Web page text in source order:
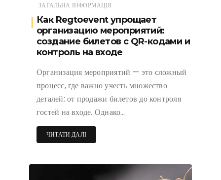
ЗАГАЛЬНА ІНФОРМАЦІЯ
Как Regtoevent упрощает
организацию мероприятий:
создание билетов с QR-кодами и
контроль на входе
Организация мероприятий — это сложный
процесс, где важно учесть множество
деталей: от продажи билетов до контроля
гостей на входе. Однако…
ЧИТАТИ ДАЛІ